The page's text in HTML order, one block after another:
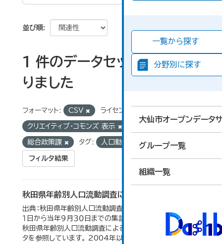
一覧から探す
分野別に探す
大仙市オープンデータ
グループ一覧
組織一覧
並び順
1 件のデータセットが見つか
りました
フォーマット: CSV ライセンス:
クリエイティブ・コモンズ 表示
総合政策課 タグ: 人口動態
フィルタ結果
秋田県年齢別人口流動調査による人口動態の推移
出典：秋田県年齢別人口流動調査。 各年ともに、前年１０月
１日から当年９月３０日までの集計。 大仙市の統計「2-10
秋田県年齢別人口流動調査による人口動態の推移」のデー
タを参照しています。 2004年以前の数値は合併前市町村